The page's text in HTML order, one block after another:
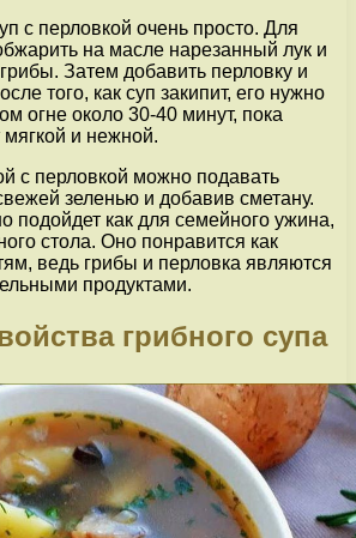
с перловкой очень просто. Для
на масле нарезанный лук и
Затем добавить перловку и
того, как суп закипит, его нужно
огне около 30-40 минут, пока
мягкой и нежной.
с перловкой можно подавать
зеленью и добавив сметану.
подойдет как для семейного ужина,
стола. Оно понравится как
ведь грибы и перловка являются
продуктами.
грибного супа